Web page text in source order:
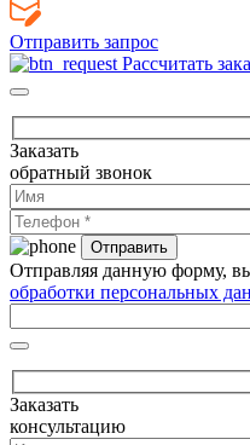
Отправить запрос
Рассчитать
Заказать
обратный звонок
Отправляя данную форму,
обработки персональных
Заказать
консультацию